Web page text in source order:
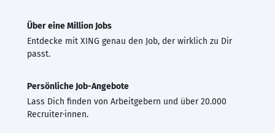
Über eine Million Jobs
Entdecke mit XING genau den Job, der wirklich zu Dir
passt.
Persönliche Job-Angebote
Lass Dich finden von Arbeitgebern und über 20.000
Recruiter·innen.